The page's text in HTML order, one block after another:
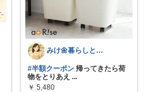
みけ🌼暮らしとキッチン
#半額クーポン 帰ってきたら荷
物をとりあえ ...
￥ 5,480